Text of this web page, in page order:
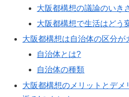
大阪都構想の議論のいき
大阪都構想で生活はどう
大阪都構想は自治体の区分が
自治体とは?
自治体の種類
大阪都構想のメリットとデメ